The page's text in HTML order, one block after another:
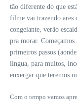
tão diferente do que
filme vai trazendo ares
congelante, verão
pra morar.
primeiros passos
língua, para muitos,
enxergar que teremos
Com o tempo vamos